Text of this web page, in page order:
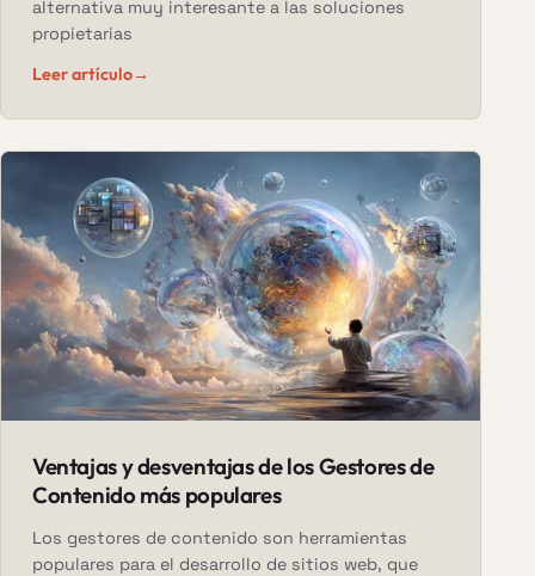
alternativa muy interesante a las soluciones
propietarias
Leer artículo→
Ventajas y desventajas de los Gestores de
Contenido más populares
Los gestores de contenido son herramientas
populares para el desarrollo de sitios web, que